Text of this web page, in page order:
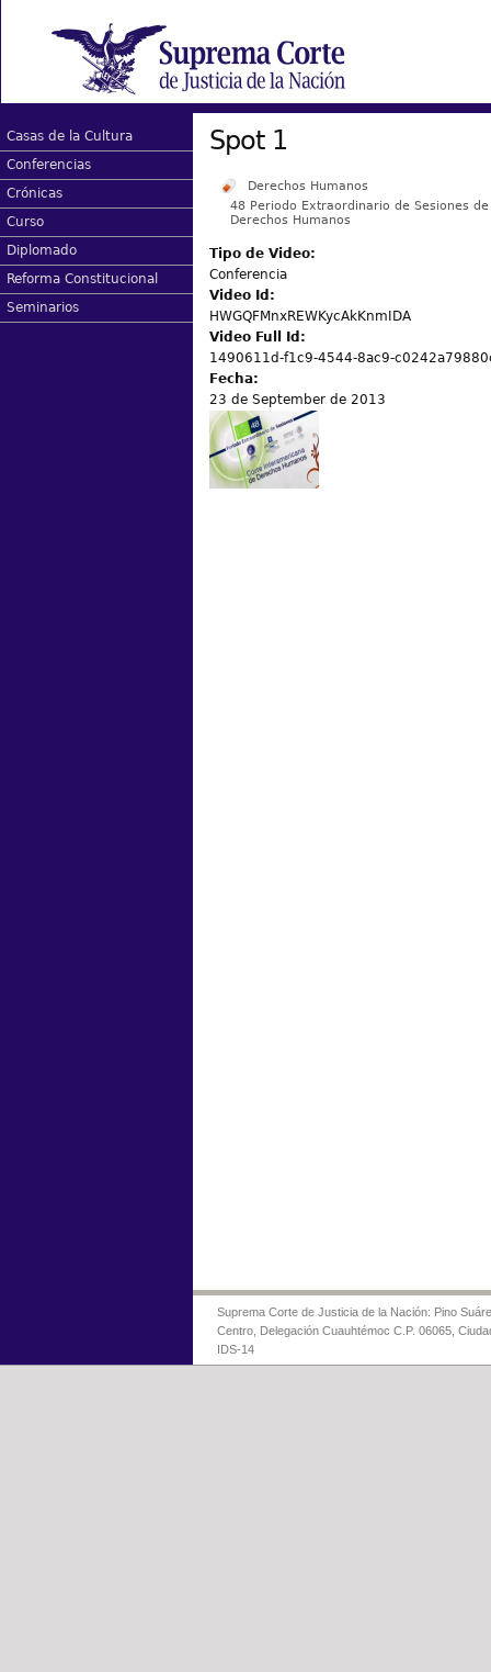
Casas de la Cultura
Conferencias
Crónicas
Curso
Diplomado
Reforma Constitucional
Seminarios
Spot 1
Derechos Humanos
48 Periodo Extraordinario de Sesiones
Derechos Humanos
Tipo de Video:
Conferencia
Video Id:
HWGQFMnxREWKycAkKnmIDA
Video Full Id:
1490611d-f1c9-4544-8ac9-
Fecha:
23 de September de 2013
Suprema Corte de Justicia de la Nación: Pino
Centro, Delegación Cuauhtémoc C.P. 06065,
IDS-14